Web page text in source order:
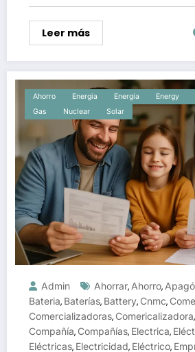
Leer más
Ahorro Energia Energía Energy
Gas
Nuclear Solar
Admin Ahorrar, Ahorro,
Bateria, Baterías, Battery, Cnmc,
Comercializadoras, Comericalizadora,
Compañía, Compañías, Electrica,
Eléctricas, Electricidad, Eléctrico,